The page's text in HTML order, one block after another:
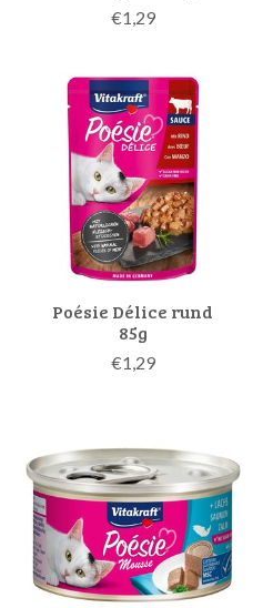
€1,29
Poésie Délice rund
85g
€1,29